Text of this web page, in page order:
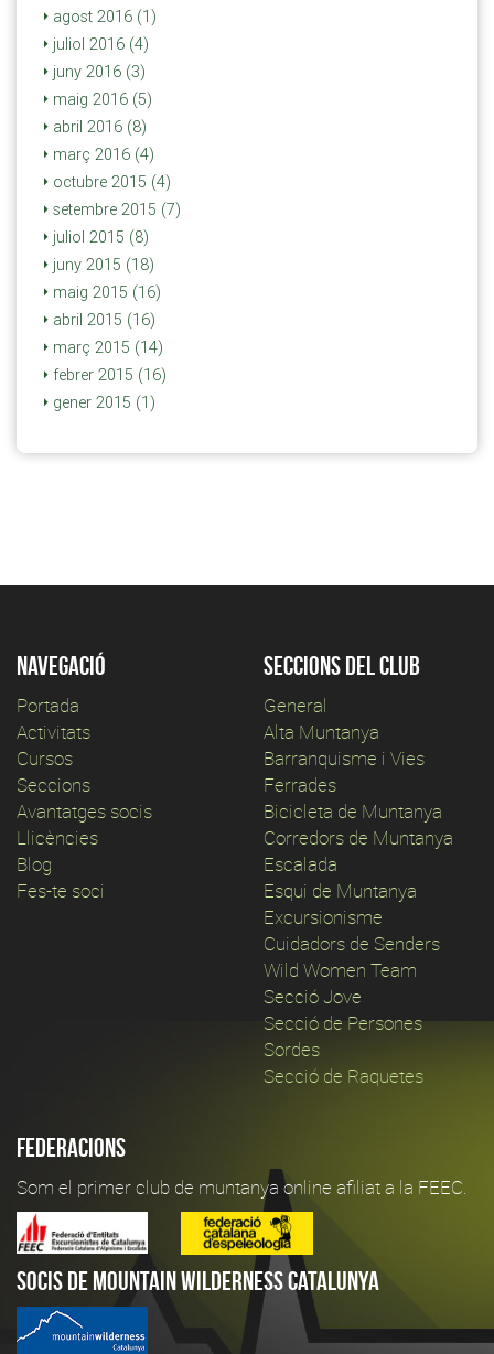
agost 2016 (1)
juliol 2016 (4)
juny 2016 (3)
maig 2016 (5)
abril 2016 (8)
març 2016 (4)
octubre 2015 (4)
setembre 2015 (7)
juliol 2015 (8)
juny 2015 (18)
maig 2015 (16)
abril 2015 (16)
març 2015 (14)
febrer 2015 (16)
gener 2015 (1)
Navegació
Portada
Activitats
Cursos
Seccions
Avantatges socis
Llicències
Blog
Fes-te soci
Seccions del club
General
Alta Muntanya
Barranquisme i Vies
Ferrades
Bicicleta de Muntanya
Corredors de Muntanya
Escalada
Esqui de Muntanya
Excursionisme
Cuidadors de Senders
Wild Women Team
Secció Jove
Secció de Persones
Sordes
Secció de Raquetes
Federacions
Som el primer club de muntanya online afiliat a la FEEC.
Socis de Mountain Wilderness Catalunya